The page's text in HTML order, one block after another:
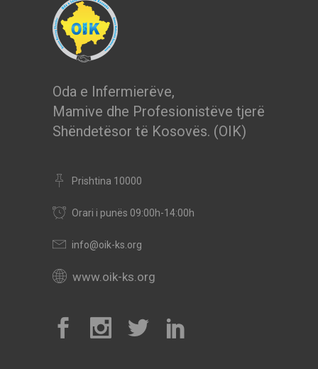
Oda e Infermierëve,
Mamive dhe Profesionistëve tjerë
Shëndetësor të Kosovës. (OIK)
Prishtina 10000
Orari i punës 09:00h-14:00h
info@oik-ks.org
www.oik-ks.org